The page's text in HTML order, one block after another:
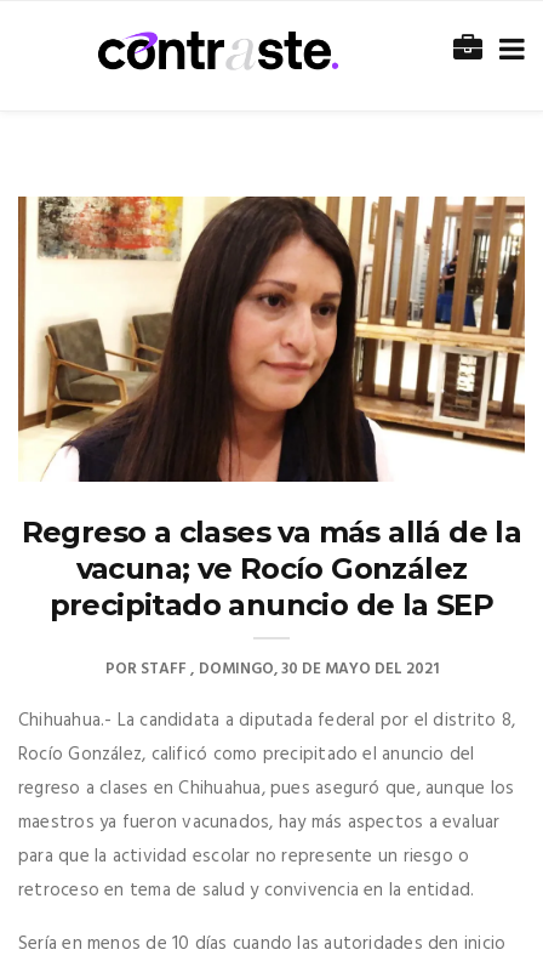
Regreso a clases va más allá de la
vacuna; ve Rocío González
precipitado anuncio de la SEP
PORSTAFF DOMINGO, 30 DE MAYO DEL 2021
Chihuahua.- La candidata a diputada federal por el distrito 8,
Rocío González, calificó como precipitado el anuncio del
regreso a clases en Chihuahua, pues aseguró que, aunque los
maestros ya fueron vacunados, hay más aspectos a evaluar
para que la actividad escolar no represente un riesgo o
retroceso en tema de salud y convivencia en la entidad.
Sería en menos de 10 días cuando las autoridades den inicio